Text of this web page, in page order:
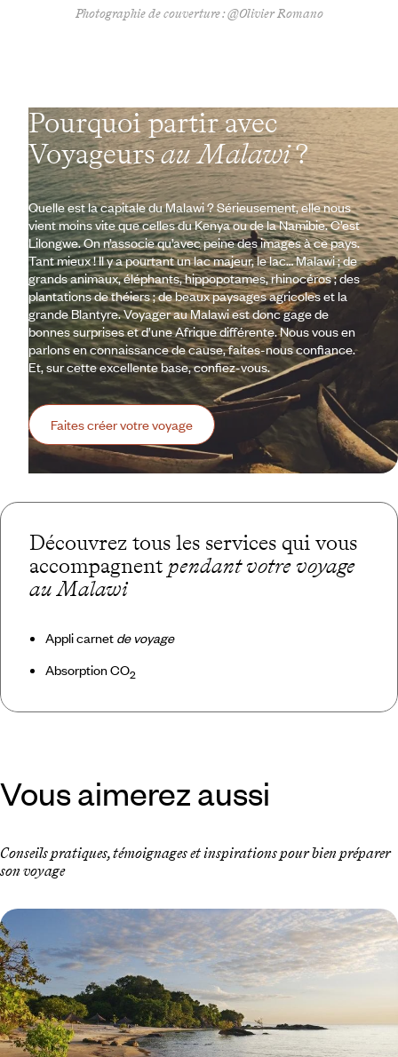
Photographie de couverture : @Olivier Romano
Pourquoi partir avec
Voyageursau Malawi?
Quelle est la capitale du Malawi ? Sérieusement, elle nous
vient moins vite que celles du Kenya ou de la Namibie. C’est
Lilongwe. On n’associe qu’avec peine des images à ce pays.
Tant mieux ! Il y a pourtant un lac majeur, le lac… Malawi ; de
grands animaux, éléphants, hippopotames, rhinocéros ; des
plantations de théiers ; de beaux paysages agricoles et la
grande Blantyre. Voyager au Malawi est donc gage de
bonnes surprises et d’une Afrique différente. Nous vous en
parlons en connaissance de cause, faites-nous confiance.
Et, sur cette excellente base, confiez-vous.
Faites créer votre voyage
Découvrez tous les services qui vous
accompagnent pendant votre voyage
au Malawi
Appli carnet de voyage
Absorption CO2
Vous aimerez aussi
Conseils pratiques, témoignages et inspirations pour bien préparer
son voyage